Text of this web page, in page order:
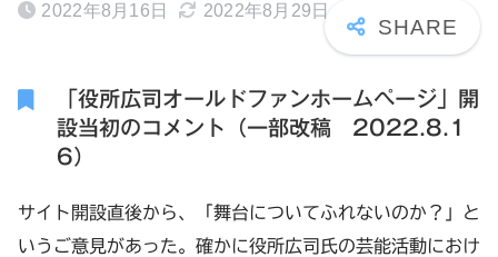
2022年8月16日 2022年8月29日
「役所広司オールドファンホームページ」開
設当初のコメント（一部改稿 2022.8.1
6）
サイト開設直後から、「舞台についてふれないのか？」と
いうご意見があった。確かに役所広司氏の芸能活動におけ